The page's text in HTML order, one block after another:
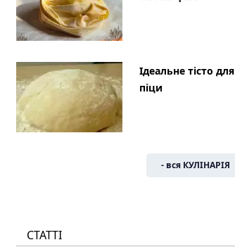
Ідеальне тісто для
піци
- вся КУЛІНАРІЯ
СТАТТІ